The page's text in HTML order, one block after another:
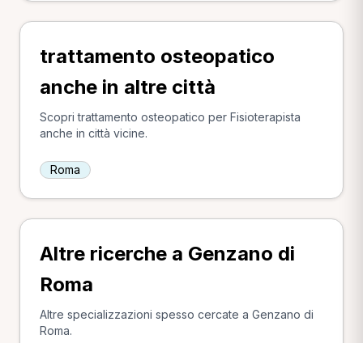
trattamento osteopatico
anche in altre città
Scopri trattamento osteopatico per Fisioterapista
anche in città vicine.
Roma
Altre ricerche a Genzano di
Roma
Altre specializzazioni spesso cercate a Genzano di
Roma.